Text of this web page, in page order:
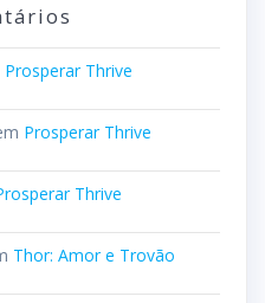
Prosperar Thrive
Prosperar Thrive
Thrive
Thor: Amor e Trovão